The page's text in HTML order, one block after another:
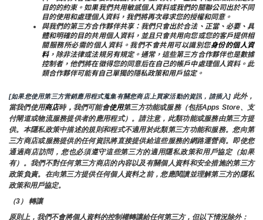
目的的約束。如果我們共用敏感個人資料或我們的關聯公司出於不同
目的使用和處理個人資料，我們將再次尋求您的授權和同意。
與我們的第三方合作夥伴共享：我們只會出於合法、正當、必要、具
體和明確的目的共用個人資料，並且只會共用向您或您的客戶提供相
關服務所必需的個人資料。我們不會共用可以識別您身份的個人資
料，除非法律或法規另有規定。通常，這些第三方合作夥伴也是數據
控制者，他們將在徵得您的同意后在自己的帳戶中處理個人資料。此
類合作夥伴可能有自己單獨的隱私政策和用戶協定。
[如果您使用第三方营銷應用程式蒐集有關您商店上買家活動的資訊，請插入] 此外，
當我們使用商店時， 我們可能會使用第三方功能或服務（包括Apps Store、支
付閘道或物流服務提供者的應用程式）。請注意，此類功能或服務由第三方提
供。本隱私政策中描述的規則和程式不適用於此類第三方功能和服務。您向第
三方商店或服務提供的任何資訊將直接提供給這些服務的網路運營商。即使您
通過商店訪問，您也必須遵守這些第三方的適用隱私政策和用戶協定（如果
有）。我們不對任何第三方商店的內容以及有關個人資料和安全措施的第三方
政策負責。在向第三方提供任何個人資料之前，您應閱讀並理解第三方的隱私
政策和用戶協定。
（3） 轉讓
原則上，我們不會將個人資料的控制權轉讓給任何第三方，但以下情況除外：